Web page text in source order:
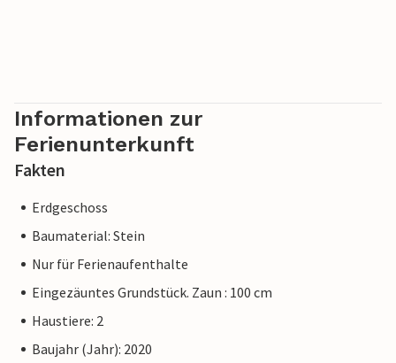
Informationen zur
Ferienunterkunft
Fakten
Erdgeschoss
Baumaterial: Stein
Nur für Ferienaufenthalte
Eingezäuntes Grundstück. Zaun : 100 cm
Haustiere: 2
Baujahr (Jahr): 2020